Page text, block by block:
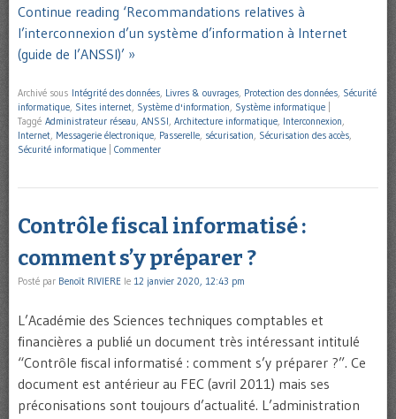
Continue reading ‘Recommandations relatives à
l’interconnexion d’un système d’information à Internet
(guide de l’ANSSI)’ »
Archivé sous Intégrité des données Livres & ouvrages Protection des données Sécurité
informatique Sites internet Système d'information Système informatique
Taggé Administrateur réseau ANSSI Architecture informatique Interconnexion
Internet Messagerie électronique Passerelle sécurisation Sécurisation des accès
Sécurité informatique
Commenter
Contrôle fiscal informatisé :
comment s’y préparer ?
Posté par Benoît RIVIERE le 12 janvier 2020, 12:43 pm
L’Académie des Sciences techniques comptables et
financières a publié un document très intéressant intitulé
“Contrôle fiscal informatisé : comment s’y préparer ?”. Ce
document est antérieur au FEC (avril 2011) mais ses
préconisations sont toujours d’actualité. L’administration